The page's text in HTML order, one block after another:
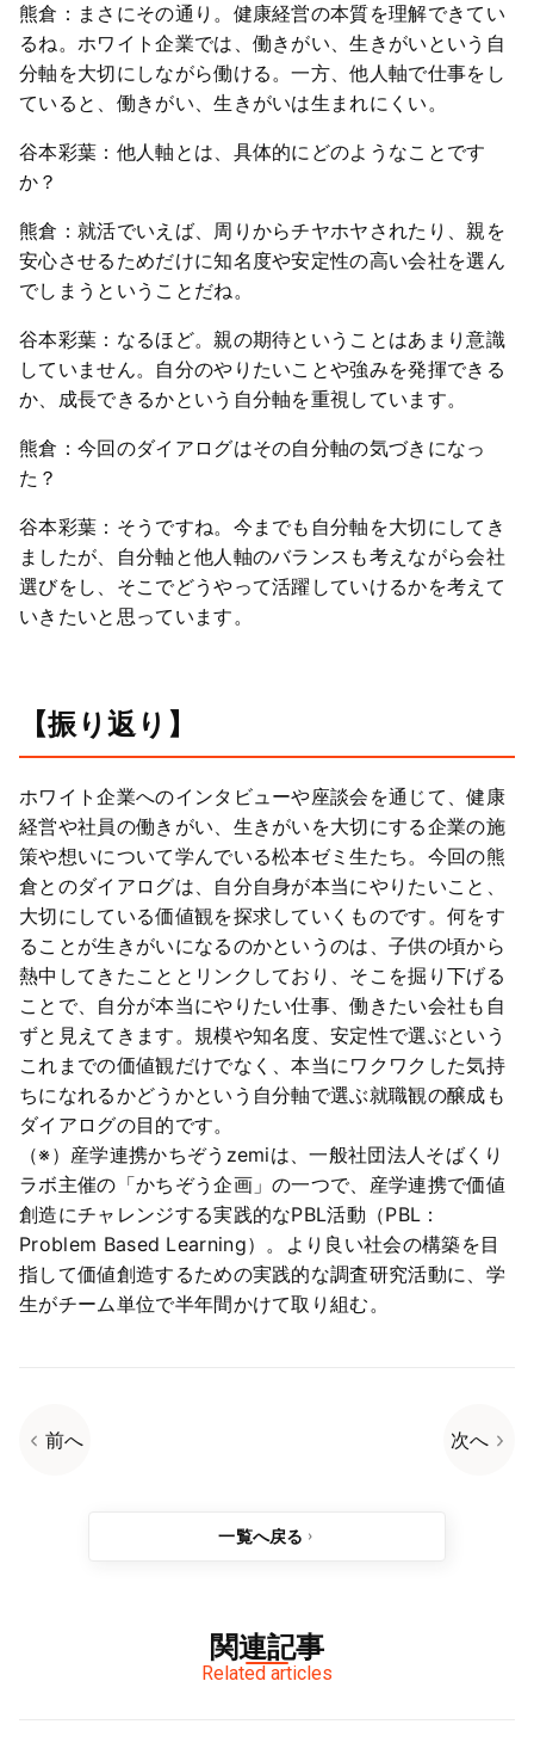
熊倉：まさにその通り。健康経営の本質を理解できてい
るね。ホワイト企業では、働きがい、生きがいという自
分軸を大切にしながら働ける。一方、他人軸で仕事をし
ていると、働きがい、生きがいは生まれにくい。
谷本彩葉：他人軸とは、具体的にどのようなことです
か？
熊倉：就活でいえば、周りからチヤホヤされたり、親を
安心させるためだけに知名度や安定性の高い会社を選ん
でしまうということだね。
谷本彩葉：なるほど。親の期待ということはあまり意識
していません。自分のやりたいことや強みを発揮できる
か、成長できるかという自分軸を重視しています。
熊倉：今回のダイアログはその自分軸の気づきになっ
た？
谷本彩葉：そうですね。今までも自分軸を大切にしてき
ましたが、自分軸と他人軸のバランスも考えながら会社
選びをし、そこでどうやって活躍していけるかを考えて
いきたいと思っています。
【振り返り】
ホワイト企業へのインタビューや座談会を通じて、健康
経営や社員の働きがい、生きがいを大切にする企業の施
策や想いについて学んでいる松本ゼミ生たち。今回の熊
倉とのダイアログは、自分自身が本当にやりたいこと、
大切にしている価値観を探求していくものです。何をす
ることが生きがいになるのかというのは、子供の頃から
熱中してきたこととリンクしており、そこを掘り下げる
ことで、自分が本当にやりたい仕事、働きたい会社も自
ずと見えてきます。規模や知名度、安定性で選ぶという
これまでの価値観だけでなく、本当にワクワクした気持
ちになれるかどうかという自分軸で選ぶ就職観の醸成も
ダイアログの目的です。
（※）産学連携かちぞうzemiは、一般社団法人そばくり
ラボ主催の「かちぞう企画」の一つで、産学連携で価値
創造にチャレンジする実践的なPBL活動（PBL：
Problem Based Learning）。より良い社会の構築を目
指して価値創造するための実践的な調査研究活動に、学
生がチーム単位で半年間かけて取り組む。
前へ 次へ
一覧へ戻る
関連記事
Related articles